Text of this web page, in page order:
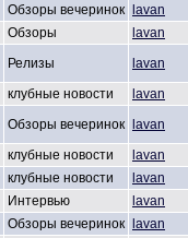
Обзоры вечеринок
lavan
Обзоры
lavan
Релизы
lavan
клубные новости
lavan
Обзоры вечеринок
lavan
клубные новости
lavan
клубные новости
lavan
Интервью
lavan
Обзоры вечеринок
lavan